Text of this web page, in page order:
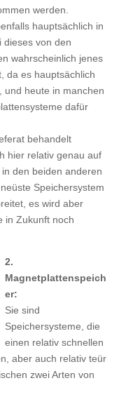
werden.
hauptsächlich in
dieses von den
wahrscheinlich jenes
da es hauptsächlich
und heute in manchen
dafür
behandelt
hier relativ genau auf
den beiden anderen
Speichersystem
es wird aber
in Zukunft noch
2.
Magnetplattenspeich
er:
Sie sind
Speichersysteme, die
einen relativ schnellen
aber auch relativ teür
zwei Arten von